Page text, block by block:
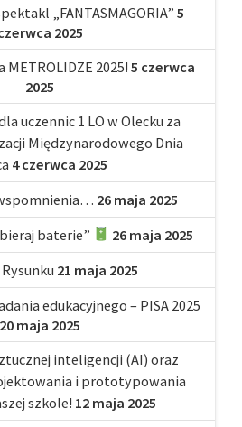
„FANTASMAGORIA” 5
2025
METROLIDZE 2025! 5 czerwca
2025
uczennic 1 LO w Olecku za
Międzynarodowego Dnia
4 czerwca 2025
26 maja 2025
baterie”
26 maja 2025
21 maja 2025
edukacyjnego – PISA 2025
20 maja 2025
inteligencji (AI) oraz
i prototypowania
szkole! 12 maja 2025